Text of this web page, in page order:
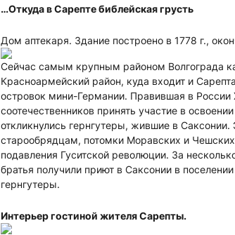
…Откуда в Сарепте библейская грусть
Дом аптекаря. Здание построено в 1778 г.,
Сейчас самым крупным районом Волгограда
Красноармейский район, куда входит и
островок мини-Германии. Правившая в России
соотечественников принять участие в
откликнулись гернгутеры, жившие в
старообрядцам, потомки Моравских и
подавления Гуситской революции. За
братья получили приют в Саксонии в
гернгутеры.
Интерьер гостиной жителя Сарепты.